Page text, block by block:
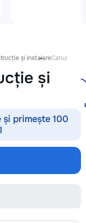
și instalareCahul
și
primește 100